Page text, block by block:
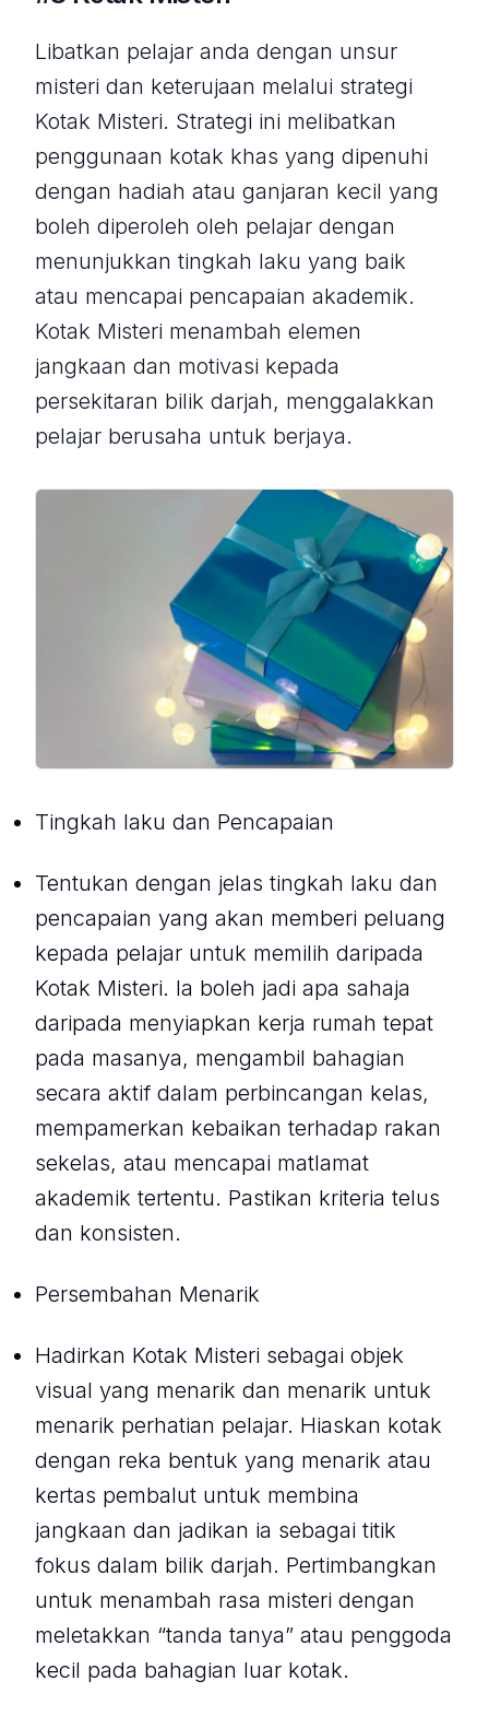
Libatkan pelajar anda dengan unsur
misteri dan keterujaan melalui strategi
Kotak Misteri. Strategi ini melibatkan
penggunaan kotak khas yang dipenuhi
dengan hadiah atau ganjaran kecil yang
boleh diperoleh oleh pelajar dengan
menunjukkan tingkah laku yang baik
atau mencapai pencapaian akademik.
Kotak Misteri menambah elemen
jangkaan dan motivasi kepada
persekitaran bilik darjah, menggalakkan
pelajar berusaha untuk berjaya.
Tingkah laku dan Pencapaian
Tentukan dengan jelas tingkah laku dan
pencapaian yang akan memberi peluang
kepada pelajar untuk memilih daripada
Kotak Misteri. Ia boleh jadi apa sahaja
daripada menyiapkan kerja rumah tepat
pada masanya, mengambil bahagian
secara aktif dalam perbincangan kelas,
mempamerkan kebaikan terhadap rakan
sekelas, atau mencapai matlamat
akademik tertentu. Pastikan kriteria telus
dan konsisten.
Persembahan Menarik
Hadirkan Kotak Misteri sebagai objek
visual yang menarik dan menarik untuk
menarik perhatian pelajar. Hiaskan kotak
dengan reka bentuk yang menarik atau
kertas pembalut untuk membina
jangkaan dan jadikan ia sebagai titik
fokus dalam bilik darjah. Pertimbangkan
untuk menambah rasa misteri dengan
meletakkan “tanda tanya” atau penggoda
kecil pada bahagian luar kotak.